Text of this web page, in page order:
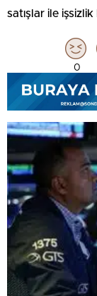
satışlar ile
0